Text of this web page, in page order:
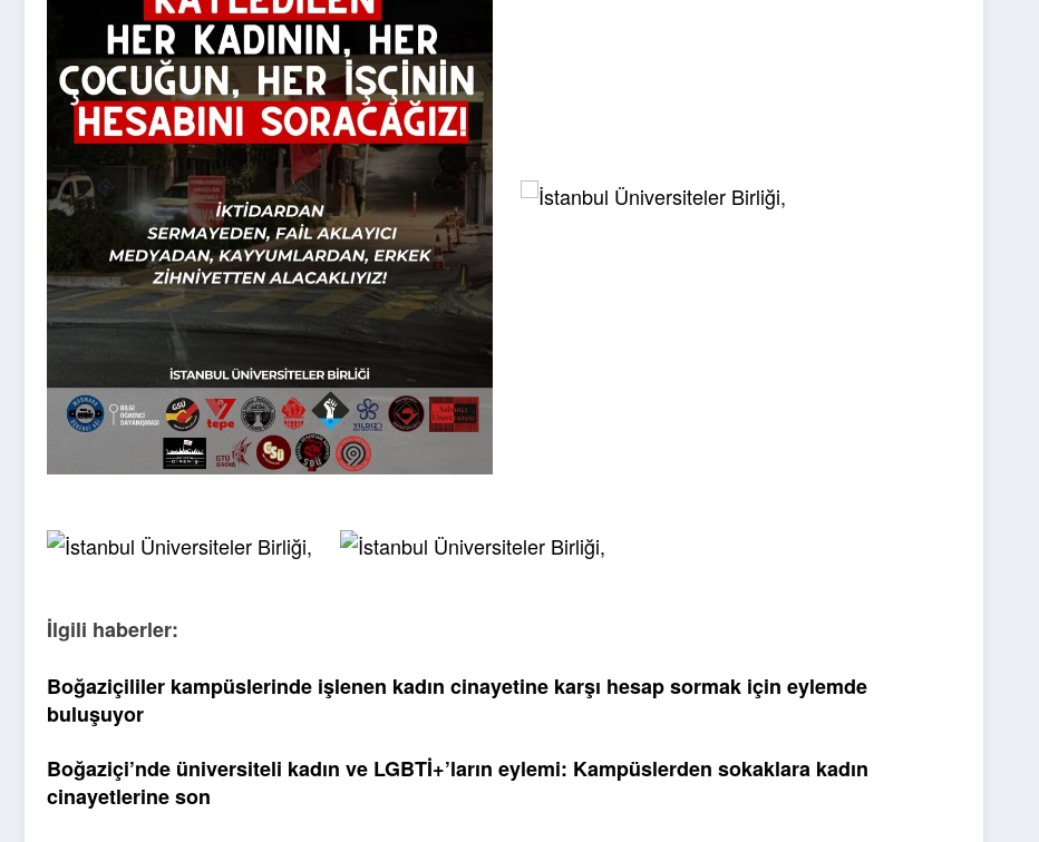
İlgili haberler:
Boğaziçililer kampüslerinde işlenen kadın cinayetine karşı hesap sormak için eylemde
buluşuyor
Boğaziçi’nde üniversiteli kadın ve LGBTİ+’ların eylemi: Kampüslerden sokaklara kadın
cinayetlerine son